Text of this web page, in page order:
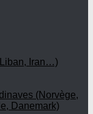
Iran…)
(Norvège,
Danemark)